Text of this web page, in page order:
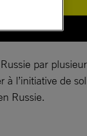
par
l’initiative de
Russie.